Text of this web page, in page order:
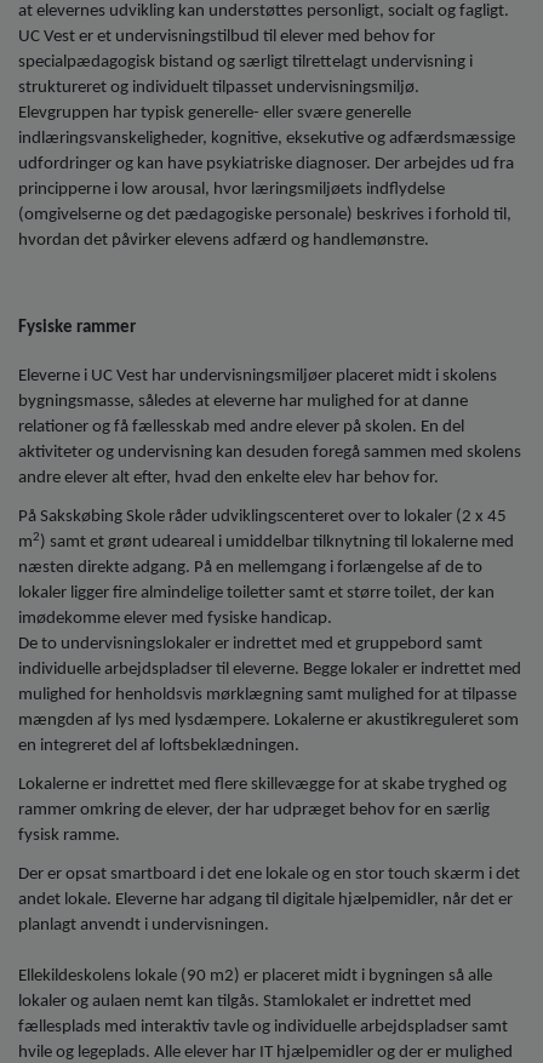
at elevernes udvikling kan understøttes personligt, socialt og fagligt.
UC Vest er et undervisningstilbud til elever med behov for
specialpædagogisk bistand og særligt tilrettelagt undervisning i
struktureret og individuelt tilpasset undervisningsmiljø.
Elevgruppen har typisk generelle- eller svære generelle
indlæringsvanskeligheder, kognitive, eksekutive og adfærdsmæssige
udfordringer og kan have psykiatriske diagnoser. Der arbejdes ud fra
principperne i low arousal, hvor læringsmiljøets indflydelse
(omgivelserne og det pædagogiske personale) beskrives i forhold til,
hvordan det påvirker elevens adfærd og handlemønstre.
Fysiske rammer
Eleverne i UC Vest har undervisningsmiljøer placeret midt i skolens
bygningsmasse, således at eleverne har mulighed for at danne
relationer og få fællesskab med andre elever på skolen. En del
aktiviteter og undervisning kan desuden foregå sammen med skolens
andre elever alt efter, hvad den enkelte elev har behov for.
På Sakskøbing Skole råder udviklingscenteret over to lokaler (2 x 45
m2) samt et grønt udeareal i umiddelbar tilknytning til lokalerne med
næsten direkte adgang. På en mellemgang i forlængelse af de to
lokaler ligger fire almindelige toiletter samt et større toilet, der kan
imødekomme elever med fysiske handicap.
De to undervisningslokaler er indrettet med et gruppebord samt
individuelle arbejdspladser til eleverne. Begge lokaler er indrettet med
mulighed for henholdsvis mørklægning samt mulighed for at tilpasse
mængden af lys med lysdæmpere. Lokalerne er akustikreguleret som
en integreret del af loftsbeklædningen.
Lokalerne er indrettet med flere skillevægge for at skabe tryghed og
rammer omkring de elever, der har udpræget behov for en særlig
fysisk ramme.
Der er opsat smartboard i det ene lokale og en stor touch skærm i det
andet lokale. Eleverne har adgang til digitale hjælpemidler, når det er
planlagt anvendt i undervisningen.
Ellekildeskolens lokale (90 m2) er placeret midt i bygningen så alle
lokaler og aulaen nemt kan tilgås. Stamlokalet er indrettet med
fællesplads med interaktiv tavle og individuelle arbejdspladser samt
hvile og legeplads. Alle elever har IT hjælpemidler og der er mulighed